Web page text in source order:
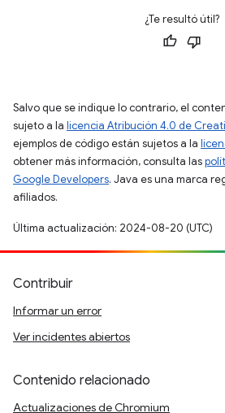
¿Te resultó útil?
Salvo que se indique lo contrario, el
sujeto a la licencia Atribución 4.0 de
ejemplos de código están sujetos a la
obtener más información, consulta las
Google Developers. Java es una marca
afiliados.
Última actualización: 2024-08-20 (UTC)
Contribuir
Informar un error
Ver incidentes abiertos
Contenido relacionado
Actualizaciones de Chromium